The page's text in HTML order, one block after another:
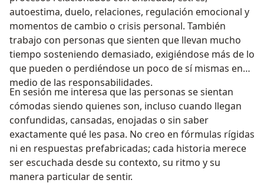
autoestima, duelo, relaciones, regulación emocional y
momentos de cambio o crisis personal. También
trabajo con personas que sienten que llevan mucho
tiempo sosteniendo demasiado, exigiéndose más de lo
que pueden o perdiéndose un poco de sí mismas en
medio de las responsabilidades.
En sesión me interesa que las personas se sientan
cómodas siendo quienes son, incluso cuando llegan
confundidas, cansadas, enojadas o sin saber
exactamente qué les pasa. No creo en fórmulas rígidas
ni en respuestas prefabricadas; cada historia merece
ser escuchada desde su contexto, su ritmo y su
manera particular de sentir.